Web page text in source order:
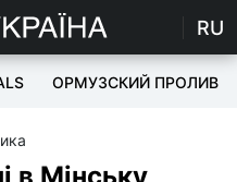
RU
ОРМУЗСКИЙ ПРОЛИВ